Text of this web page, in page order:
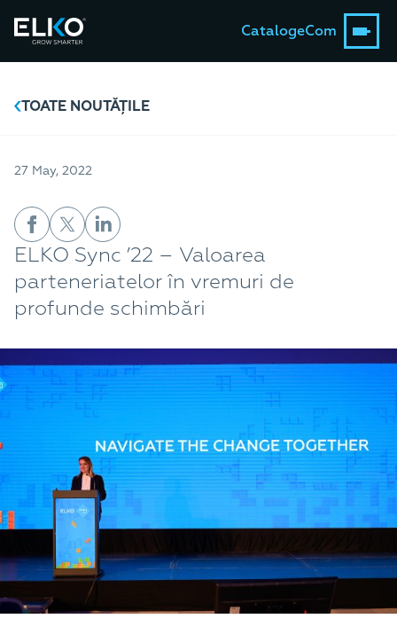
CatalogeCom
TOATE NOUTĂȚILE
27 May, 2022
ELKO Sync ’22 – Valoarea
parteneriatelor în vremuri de
profunde schimbări